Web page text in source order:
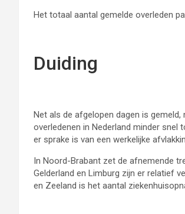
Het totaal aantal gemelde overleden
Duiding
Net als de afgelopen dagen is
overledenen in Nederland minder snel
er sprake is van een werkelijke
In Noord-Brabant zet de afnemende
Gelderland en Limburg zijn er relatief
en Zeeland is het aantal